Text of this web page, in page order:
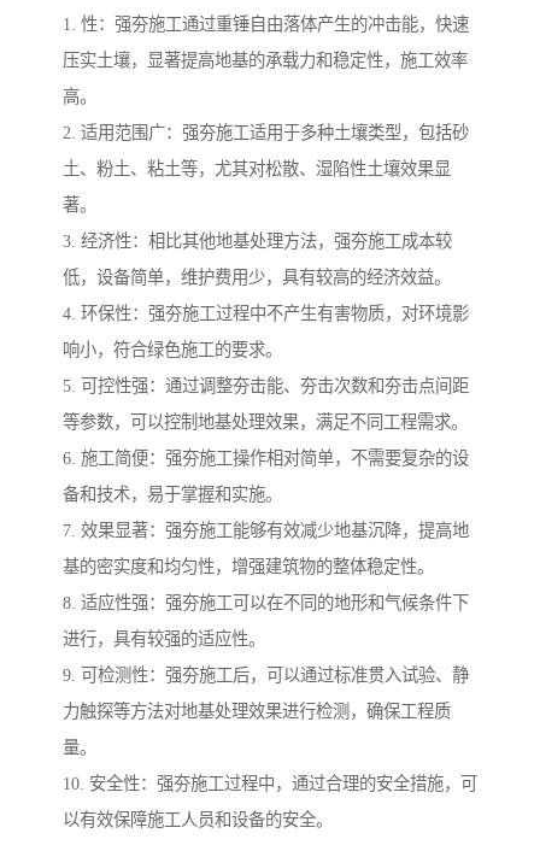
1. 性：强夯施工通过重锤自由落体产生的冲击能，快速
压实土壤，显著提高地基的承载力和稳定性，施工效率
高。
2. 适用范围广：强夯施工适用于多种土壤类型，包括砂
土、粉土、粘土等，尤其对松散、湿陷性土壤效果显
著。
3. 经济性：相比其他地基处理方法，强夯施工成本较
低，设备简单，维护费用少，具有较高的经济效益。
4. 环保性：强夯施工过程中不产生有害物质，对环境影
响小，符合绿色施工的要求。
5. 可控性强：通过调整夯击能、夯击次数和夯击点间距
等参数，可以控制地基处理效果，满足不同工程需求。
6. 施工简便：强夯施工操作相对简单，不需要复杂的设
备和技术，易于掌握和实施。
7. 效果显著：强夯施工能够有效减少地基沉降，提高地
基的密实度和均匀性，增强建筑物的整体稳定性。
8. 适应性强：强夯施工可以在不同的地形和气候条件下
进行，具有较强的适应性。
9. 可检测性：强夯施工后，可以通过标准贯入试验、静
力触探等方法对地基处理效果进行检测，确保工程质
量。
10. 安全性：强夯施工过程中，通过合理的安全措施，可
以有效保障施工人员和设备的安全。